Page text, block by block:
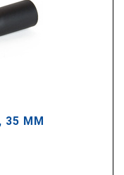
35 MM